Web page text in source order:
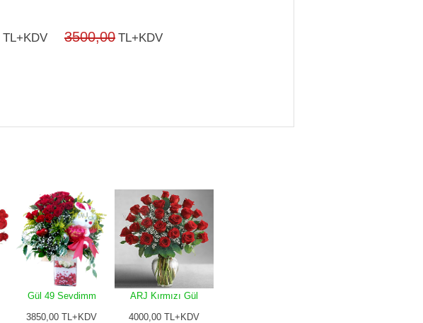
TL+KDV 3500,00 TL+KDV
Gül 49 Sevdimm
3850,00 TL+KDV
ARJ Kırmızı Gül
4000,00 TL+KDV